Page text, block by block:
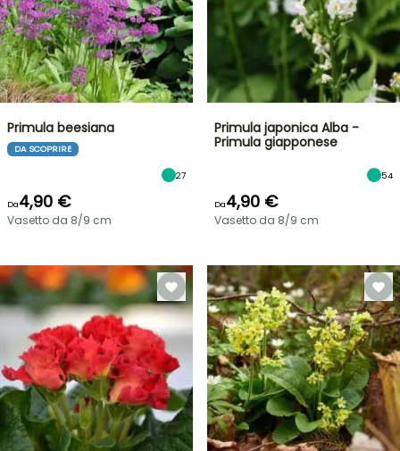
Primula beesiana
DA SCOPRIRE
27
Da4,90 €
Vasetto da 8/9 cm
Primula japonica Alba -
Primula giapponese
54
Da4,90 €
Vasetto da 8/9 cm